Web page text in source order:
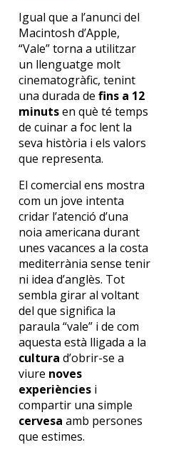
Igual que a l’anunci del
Macintosh d’Apple,
“Vale” torna a utilitzar
un llenguatge molt
cinematogràfic, tenint
una durada defins a 12
minutsen què té temps
de cuinar a foc lent la
seva història i els valors
que representa.
El comercial ens mostra
com un jove intenta
cridar l’atenció d’una
noia americana durant
unes vacances a la costa
mediterrània sense tenir
ni idea d’anglès. Tot
sembla girar al voltant
del que significa la
paraula “vale” i de com
aquesta està lligada a la
cultura d’obrir-se a
viure noves
experiències i
compartir una simple
cervesa amb persones
que estimes.